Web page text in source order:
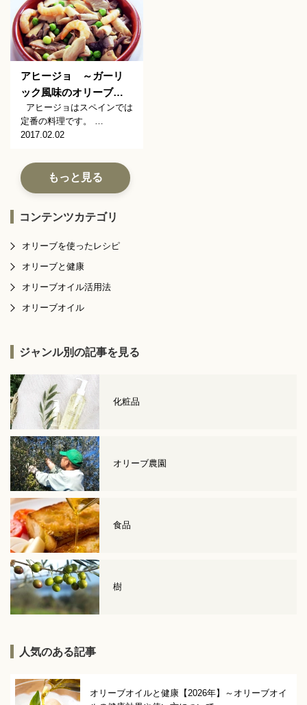
アヒージョ ～ガーリ
ック風味のオリーブ…
アヒージョはスペインでは
定番の料理です。 …
2017.02.02
もっと見る
コンテンツカテゴリ
オリーブを使ったレシピ
オリーブと健康
オリーブオイル活用法
オリーブオイル
ジャンル別の記事を見る
化粧品
オリーブ農園
食品
樹
人気のある記事
オリーブオイルと健康【2026年】～オリーブオイ